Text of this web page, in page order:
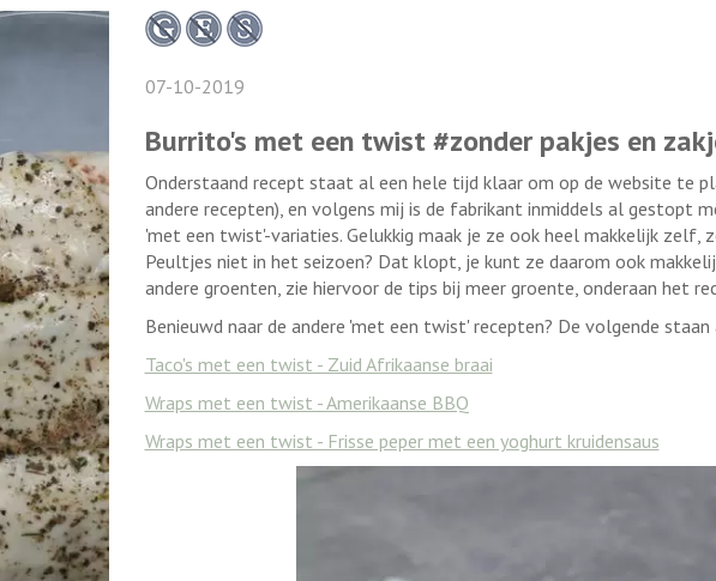
07-10-2019
Burrito's met een twist #zonder pakjes en
Onderstaand recept staat al een hele tijd klaar om op de website te
andere recepten), en volgens mij is de fabrikant inmiddels al gestopt
'met een twist'-variaties. Gelukkig maak je ze ook heel makkelijk zelf,
Peultjes niet in het seizoen? Dat klopt, je kunt ze daarom ook
andere groenten, zie hiervoor de tips bij meer groente, onderaan het
Benieuwd naar de andere 'met een twist' recepten? De volgende
Taco's met een twist - Zuid Afrikaanse braai
Wraps met een twist - Amerikaanse BBQ
Wraps met een twist - Frisse peper met een yoghurt kruidensaus